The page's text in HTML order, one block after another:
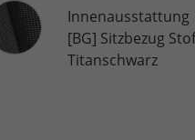
Innenausstattung
[BG] Sitzbezug
Titanschwarz